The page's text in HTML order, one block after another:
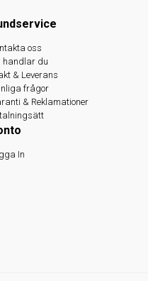
oss
handlar du
& Leverans
frågor
& Reklamationer
In